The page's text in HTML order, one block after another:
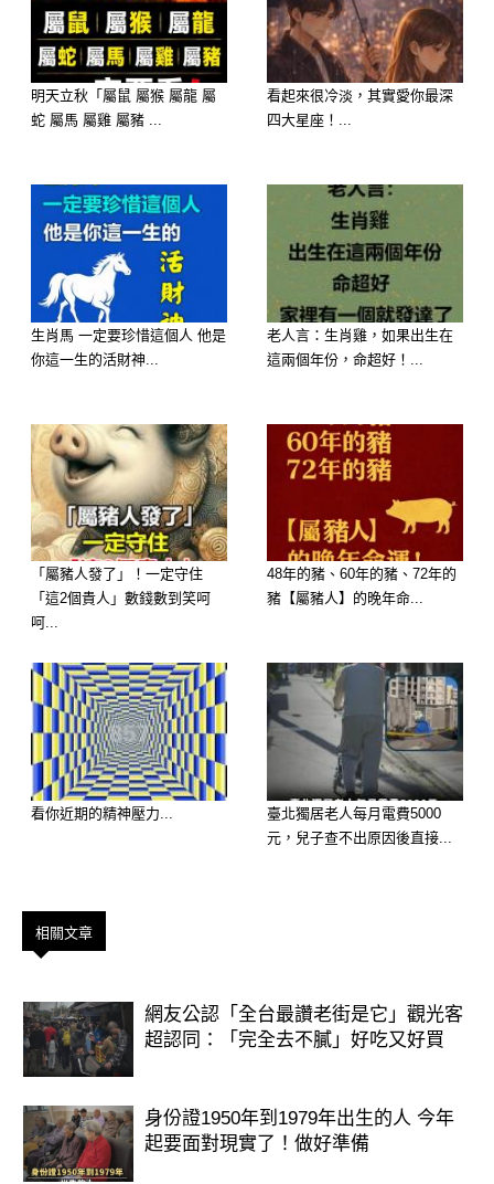
人。你樂於嘗試新事物，對世界充滿好
奇。你無拘無束，喜歡自由自在的生
活，就像軟糖一樣，充滿了無限的可能
性和趣味。
你是一個 堅強、獨立、有個性 的人。
喜歡挑戰自我，不輕易妥協，就像硬糖
一樣，需要時間慢慢品味，才能發現其
4. 酸味糖 (Sour Candy)
明天立秋「屬鼠 屬猴 屬龍 屬
蛇 屬馬 屬雞 屬豬 ...
看起來很冷淡，其實愛你最深
四大星座！...
生肖馬 一定要珍惜這個人 他是
你這一生的活財神...
老人言：生肖雞，如果出生在
這兩個年份，命超好！...
「屬豬人發了」！一定守住
「這2個貴人」數錢數到笑呵
呵...
48年的豬、60年的豬、72年的
豬【屬豬人】的晚年命...
看你近期的精神壓力...
臺北獨居老人每月電費5000
元，兒子查不出原因後直接...
相關文章
網友公認「全台最讚老街是它」觀光客
超認同：「完全去不膩」好吃又好買
身份證1950年到1979年出生的人 今年
起要面對現實了！做好準備